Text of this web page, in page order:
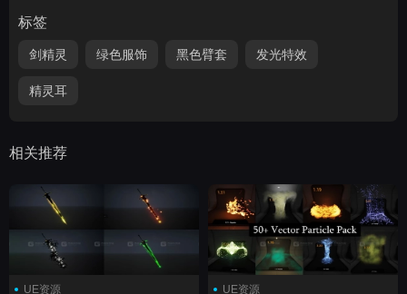
标签
剑精灵 绿色服饰 黑色臂套 发光特效
精灵耳
相关推荐
UE资源 UE资源